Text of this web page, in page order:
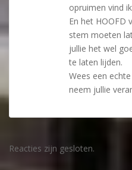
opruimen vind
En het HOOFD
stem moeten
jullie het wel
te laten lijden.
Wees een
neem jullie
Reacties zijn gesloten.